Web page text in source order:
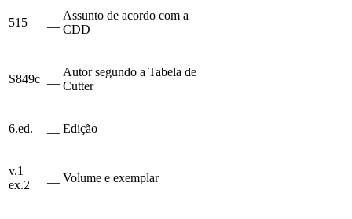
515
Assunto de acordo com a
CDD
S849c
Autor segundo a Tabela de
Cutter
6.ed. Edição
v.1
ex.2
Volume e exemplar